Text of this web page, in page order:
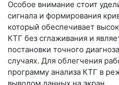
Особое внимание стоит
сигнала и формирования
который обеспечивает
КТГ без сглаживания и
постановки точного
случаях. Для облегчения
программу анализа КТГ в